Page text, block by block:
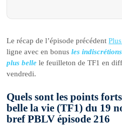
Le récap de l’épisode précédent
ligne avec en bonusles
plus belle le feuilleton de TF1 en
vendredi.
Quels sont les points
belle la vie (TF1) du 19
bref PBLV épisode 216